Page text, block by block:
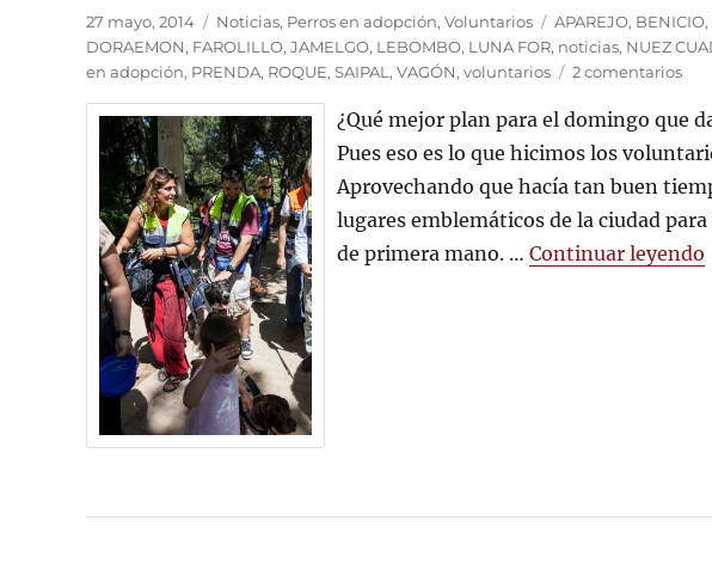
Publicado
el
27 mayo, 2014 Categorías
Noticias, Perros en adopción, Voluntarios Etiquetas
APAREJO, BENICIO,
DORAEMON, FAROLILLO, JAMELGO, LEBOMBO, LUNA FOR, noticias, NUEZ
en adopción, PRENDA, ROQUE, SAIPAL , VAGÓN, voluntarios 2 comentariosen
de
por
el
¿Qué mejor plan para el domingo que
Pues eso es lo que hicimos los
Aprovechando que hacía tan buen
lugares emblemáticos de la ciudad
de primera mano. … Continuar leyendo